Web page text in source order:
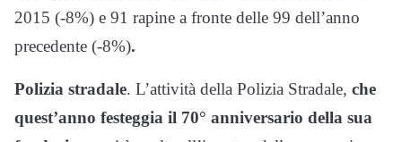
2015 (-8%) e 91 rapine a fronte delle 99 dell’anno
precedente (-8%).
Polizia stradale. L’attività della Polizia Stradale, che
quest’anno festeggia il 70° anniversario della sua